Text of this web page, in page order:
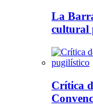
La
cultural
Crítica